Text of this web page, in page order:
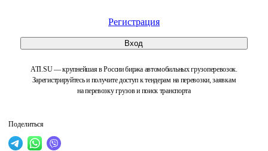
Регистрация
Вход
ATI.SU — крупнейшая в России биржа автомобильных грузоперевозок.
Зарегистрируйтесь и получите доступ к тендерам на перевозки, заявкам
на перевозку грузов и поиск транспорта
Поделиться